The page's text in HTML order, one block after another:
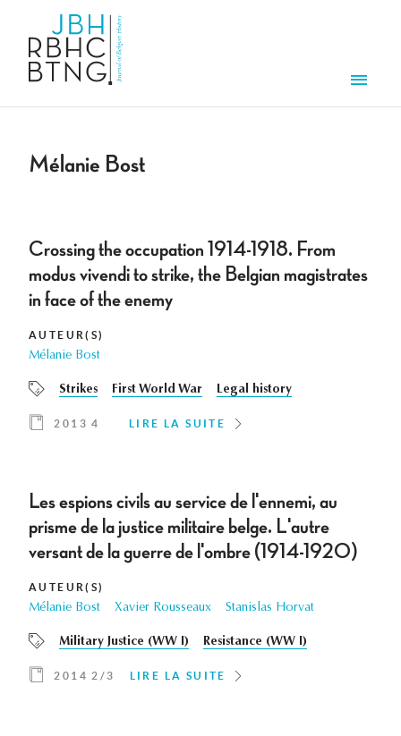
Mélanie Bost
Crossing the occupation 1914-1918. From
modus vivendi to strike, the Belgian magistrates
in face of the enemy
AUTEUR(S)
Mélanie Bost
Strikes First World War Legal history
2013 4 LIRE LA SUITE
Les espions civils au service de l'ennemi, au
prisme de la justice militaire belge. L'autre
versant de la guerre de l'ombre (1914-1920)
AUTEUR(S)
Mélanie Bost Xavier Rousseaux Stanislas Horvat
Military Justice (WW I) Resistance (WW I)
2014 2/3 LIRE LA SUITE